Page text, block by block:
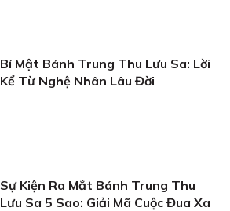
Bí Mật Bánh Trung Thu Lưu Sa: Lời
Kể Từ Nghệ Nhân Lâu Đời
Sự Kiện Ra Mắt Bánh Trung Thu
Lưu Sa 5 Sao: Giải Mã Cuộc Đua Xa